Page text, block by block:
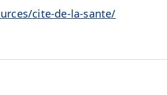
cite-de-la-sante/